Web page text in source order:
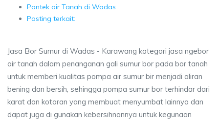
Pantek air Tanah di Wadas
Posting terkait:
Jasa Bor Sumur di Wadas - Karawang kategori jasa ngebor
air tanah dalam penanganan gali sumur bor pada bor tanah
untuk memberi kualitas pompa air sumur bir menjadi aliran
bening dan bersih, sehingga pompa sumur bor terhindar dari
karat dan kotoran yang membuat menyumbat lainnya dan
dapat juga di gunakan kebersihnannya untuk kegunaan